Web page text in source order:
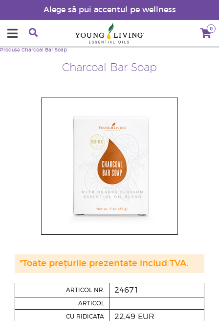
Alege să pui accentul pe wellness
0
Charcoal Bar Soap
Produse Charcoal Bar Soap
ARTICOL NR. 24671
ARTICOL
CU RIDICATA 22,49 EUR
*Toate prețurile prezentate includ TVA.